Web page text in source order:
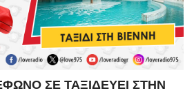
ΣΕ ΤΑΞΙΔΕΥΕΙ ΣΤΗΝ